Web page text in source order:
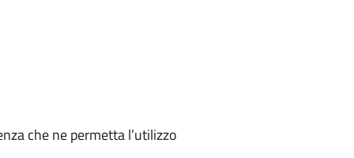
che ne permetta l’utilizzo